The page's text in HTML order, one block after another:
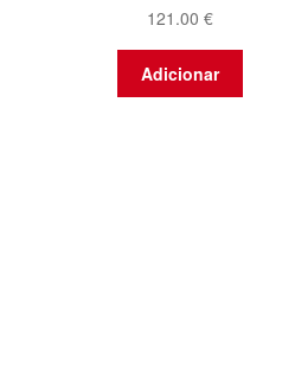
121.00 €
Adicionar